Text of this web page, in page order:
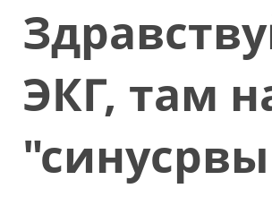
ЭКГ, там